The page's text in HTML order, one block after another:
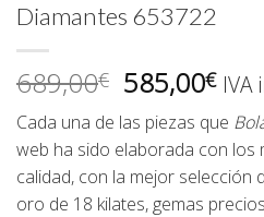
Diamantes 653722
689,00€ El
precio
original
era:
689,00€.
585,00€El
es:
IVA
Cada una de las piezas que
web ha sido elaborada con los
calidad, con la mejor selección
oro de 18 kilates, gemas